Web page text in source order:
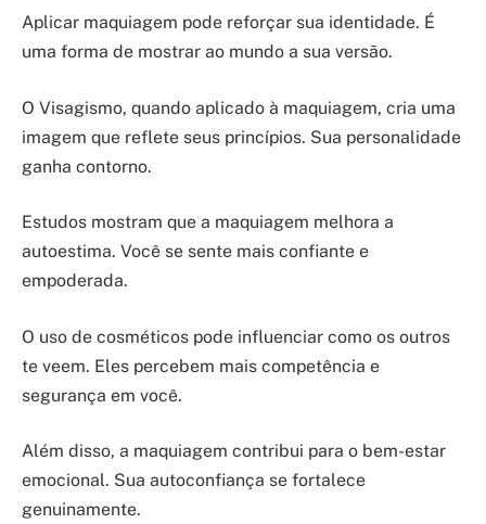
Aplicar maquiagem pode reforçar sua identidade. É
uma forma de mostrar ao mundo a sua versão.
O Visagismo, quando aplicado à maquiagem, cria uma
imagem que reflete seus princípios. Sua personalidade
ganha contorno.
Estudos mostram que a maquiagem melhora a
autoestima. Você se sente mais confiante e
empoderada.
O uso de cosméticos pode influenciar como os outros
te veem. Eles percebem mais competência e
segurança em você.
Além disso, a maquiagem contribui para o bem-estar
emocional. Sua autoconfiança se fortalece
genuinamente.